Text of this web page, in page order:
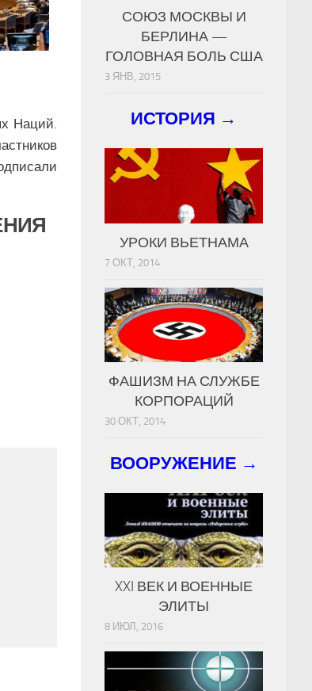
Наций.
СОЮЗ МОСКВЫ И
БЕРЛИНА —
ГОЛОВНАЯ БОЛЬ США
3 ЯНВ, 2015
ИСТОРИЯ →
УРОКИ ВЬЕТНАМА
7 ОКТ, 2014
ФАШИЗМ НА СЛУЖБЕ
КОРПОРАЦИЙ
30 ОКТ, 2014
ВООРУЖЕНИЕ →
XXI ВЕК И ВОЕННЫЕ
ЭЛИТЫ
8 ИЮЛ, 2016